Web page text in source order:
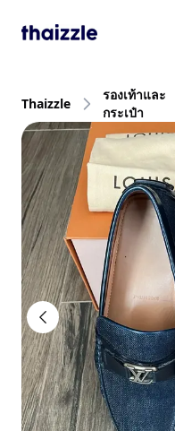
Thaizzle
รองเท้าและ
กระเป๋า